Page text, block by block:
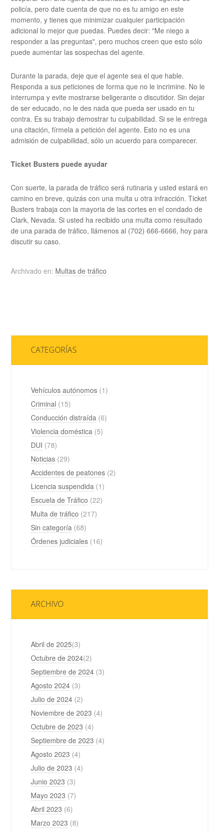
policía, pero date cuenta de que no es tu amigo en este
momento, y tienes que minimizar cualquier participación
adicional lo mejor que puedas. Puedes decir: "Me niego a
responder a las preguntas", pero muchos creen que esto sólo
puede aumentar las sospechas del agente.
Durante la parada, deje que el agente sea el que hable.
Responda a sus peticiones de forma que no le incrimine. No le
interrumpa y evite mostrarse beligerante o discutidor. Sin dejar
de ser educado, no le des nada que pueda ser usado en tu
contra. Es su trabajo demostrar tu culpabilidad. Si se le entrega
una citación, fírmela a petición del agente. Esto no es una
admisión de culpabilidad, sólo un acuerdo para comparecer.
Ticket Busters puede ayudar
Con suerte, la parada de tráfico será rutinaria y usted estará en
camino en breve, quizás con una multa u otra infracción. Ticket
Busters trabaja con la mayoria de las cortes en el condado de
Clark, Nevada. Si usted ha recibido una multa como resultado
de una parada de tráfico, llámenos al (702) 666-6666, hoy para
discutir su caso.
Archivado en: Multas de tráfico
CATEGORÍAS
Vehículos autónomos (1)
Criminal (15)
Conducción distraída (6)
Violencia doméstica (5)
DUI (78)
Noticias (29)
Accidentes de peatones (2)
Licencia suspendida (1)
Escuela de Tráfico (22)
Multa de tráfico (217)
Sin categoría (68)
Órdenes judiciales (16)
ARCHIVO
Abril de 2025(3)
Octubre de 2024(2)
Septiembre de 2024 (3)
Agosto 2024 (3)
Julio de 2024 (2)
Noviembre de 2023 (4)
Octubre de 2023 (4)
Septiembre de 2023 (4)
Agosto 2023 (4)
Julio de 2023 (4)
Junio 2023 (3)
Mayo 2023 (7)
Abril 2023 (6)
Marzo 2023 (8)